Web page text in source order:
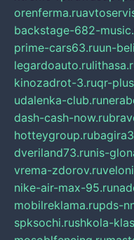
orenferma.ru
backstage-682-
prime-cars63.ruun-
legardoauto.ru
kinozadrot-3.ruqr-
udalenka-club.ru
dash-cash-now.ru
hotteygroup.ru
dveriland73.runis-
vrema-zdorov.ru
nike-air-max-95.ru
mobilreklama.rupds-
spksochi.rushkola-